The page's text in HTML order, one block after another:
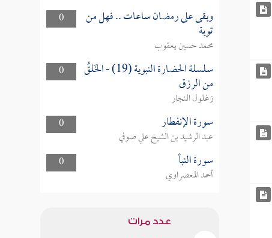
0 وبقى على رمضان ساعات .. فهل من
توبة
محمد حسين يعقوب
0
سلسلة الحضارة النبوية (19) - الخَلقُ
من الرزق
زغلول النجار
0
سورة الإنفطار
عبد الرشيد بن الشيخ علي صوفي
0
سورة النبأ
أحمد المعصراوي
عدد مرات